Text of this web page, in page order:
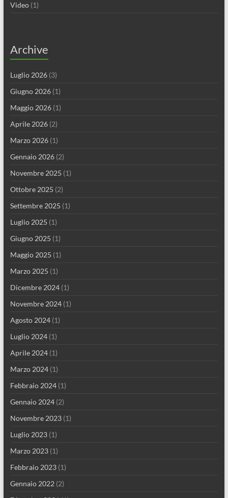
Video(1)
Archive
Luglio 2026(3)
Giugno 2026(1)
Maggio 2026(1)
Aprile 2026(2)
Marzo 2026(1)
Gennaio 2026(2)
Novembre 2025 (1)
Ottobre 2025 (2)
Settembre 2025 (1)
Luglio 2025 (1)
Giugno 2025 (1)
Maggio 2025 (1)
Marzo 2025 (1)
Dicembre 2024(1)
Novembre 2024(1)
Agosto 2024(1)
Luglio 2024(1)
Aprile 2024(1)
Marzo 2024(1)
Febbraio 2024(1)
Gennaio 2024(2)
Novembre 2023(1)
Luglio 2023(1)
Marzo 2023(1)
Febbraio 2023(1)
Gennaio 2022(2)